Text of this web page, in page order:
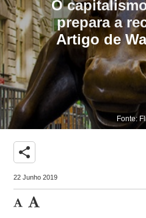
O
prepara a
Artigo de
Fonte:
share
22 Junho 2019